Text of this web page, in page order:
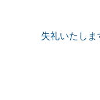
失礼いたしま